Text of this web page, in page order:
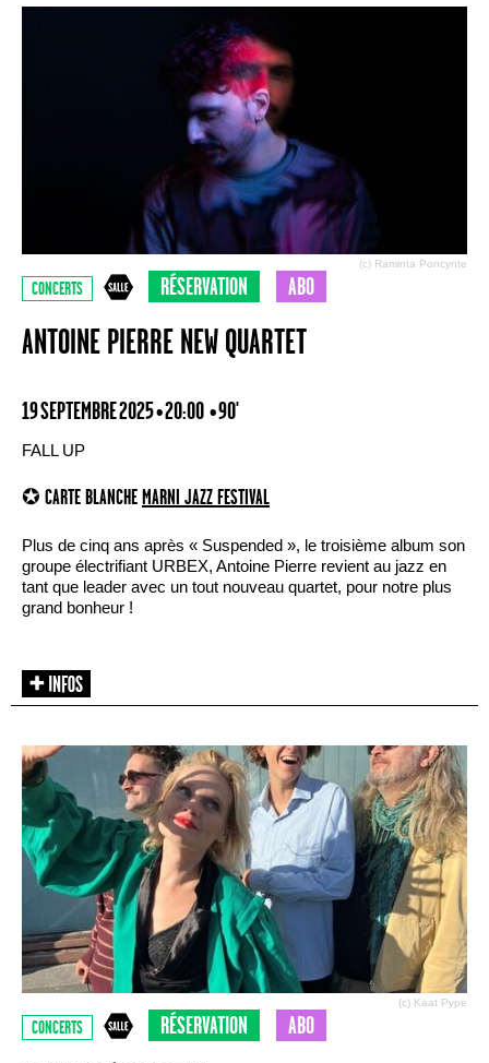
(c) Raminta Poncynte
CONCERTS RÉSERVATION ABO
ANTOINE PIERRE NEW QUARTET
19 SEPTEMBRE 2025 • 20:00 • 90'
FALL UP
✪ CARTE BLANCHE MARNI JAZZ FESTIVAL
Plus de cinq ans après « Suspended », le troisième album son
groupe électrifiant URBEX, Antoine Pierre revient au jazz en
tant que leader avec un tout nouveau quartet, pour notre plus
grand bonheur !
(c) Kaat Pype
CONCERTS RÉSERVATION ABO